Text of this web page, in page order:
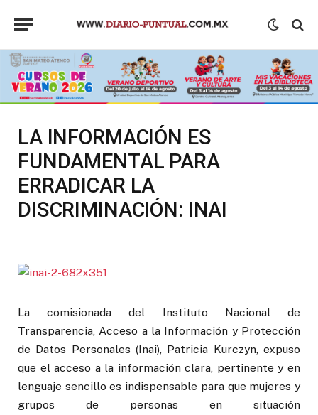
LA INFORMACIÓN ES
FUNDAMENTAL PARA
ERRADICAR LA
DISCRIMINACIÓN: INAI
La comisionada del Instituto Nacional de
Transparencia, Acceso a la Información y Protección
de Datos Personales (Inai), Patricia Kurczyn, expuso
que el acceso a la información clara, pertinente y en
lenguaje sencillo es indispensable para que mujeres y
grupos de personas en situación